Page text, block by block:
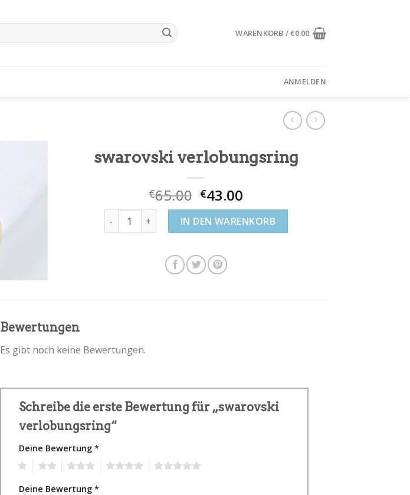
WARENKORB /€0.00
ANMELDEN
swarovski verlobungsring
€65.00 €43.00
swarovski verlobungsring Menge
IN DEN WARENKORB
Bewertungen
Es gibt noch keine Bewertungen.
Schreibe die erste Bewertung für „swarovski
verlobungsring“
Deine Bewertung *
Deine Bewertung *